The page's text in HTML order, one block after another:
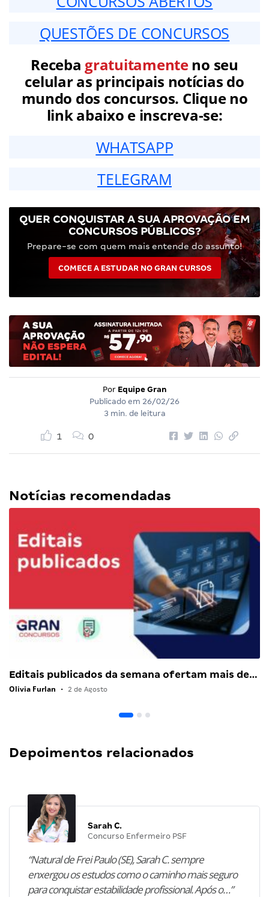
QUESTÕES DE CONCURSOS
Receba gratuitamenteno seu
celular as principais notícias do
mundo dos concursos. Clique no
link abaixo e inscreva-se:
WHATSAPP
TELEGRAM
QUER CONQUISTAR A SUA APROVAÇÃO EM
CONCURSOS PÚBLICOS?
Prepare-se com quem mais entende do assunto!
COMECE A ESTUDAR NO GRAN CURSOS
Por Equipe Gran
Publicado em 26/02/26
3 min. de leitura
1 0
Notícias recomendadas
Editais publicados da semana ofertam mais de…
Olivia Furlan • 2 de Agosto
Depoimentos relacionados
Sarah C.
Concurso Enfermeiro PSF
“Natural de Frei Paulo (SE), Sarah C. sempre
enxergou os estudos como o caminho mais seguro
para conquistar estabilidade profissional. Após o…”